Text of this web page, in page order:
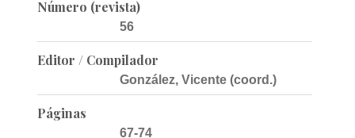
Número (revista)
56
Editor / Compilador
González, Vicente (coord.)
Páginas
67-74